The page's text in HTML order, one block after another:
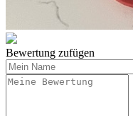
Bewertung zufügen